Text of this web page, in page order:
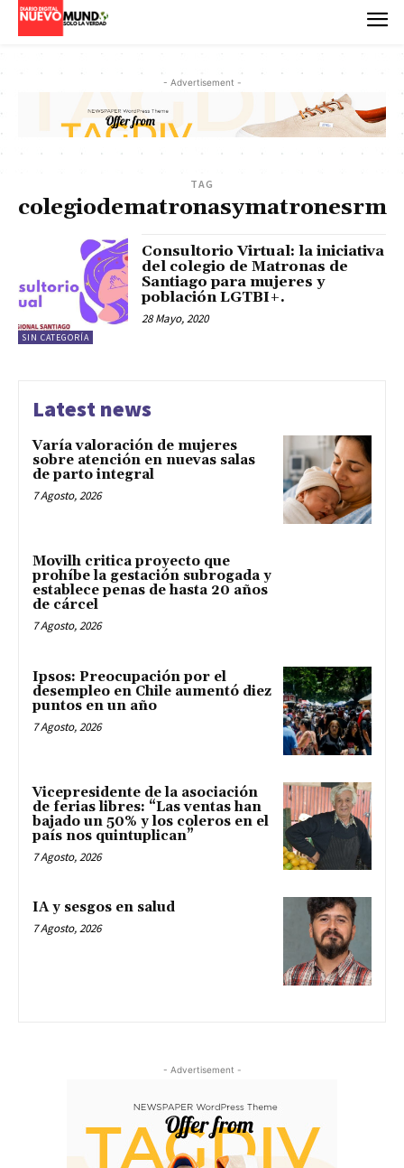
- Advertisement -
TAG
colegiodematronasymatronesrm
SIN CATEGORÍA
Consultorio Virtual: la iniciativa
del colegio de Matronas de
Santiago para mujeres y
población LGTBI+.
28 Mayo, 2020
Latest news
Varía valoración de mujeres
sobre atención en nuevas salas
de parto integral
7 Agosto, 2026
Movilh critica proyecto que
prohíbe la gestación subrogada y
establece penas de hasta 20 años
de cárcel
7 Agosto, 2026
Ipsos: Preocupación por el
desempleo en Chile aumentó diez
puntos en un año
7 Agosto, 2026
Vicepresidente de la asociación
de ferias libres: “Las ventas han
bajado un 50% y los coleros en el
país nos quintuplican”
7 Agosto, 2026
IA y sesgos en salud
7 Agosto, 2026
- Advertisement -